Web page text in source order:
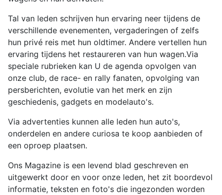
Tal van leden schrijven hun ervaring neer tijdens de
verschillende evenementen, vergaderingen of zelfs
hun privé reis met hun oldtimer. Andere vertellen hun
ervaring tijdens het restaureren van hun wagen.Via
speciale rubrieken kan U de agenda opvolgen van
onze club, de race- en rally fanaten, opvolging van
persberichten, evolutie van het merk en zijn
geschiedenis, gadgets en modelauto's.
Via advertenties kunnen alle leden hun auto's,
onderdelen en andere curiosa te koop aanbieden of
een oproep plaatsen.
Ons Magazine is een levend blad geschreven en
uitgewerkt door en voor onze leden, het zit boordevol
informatie, teksten en foto's die ingezonden worden